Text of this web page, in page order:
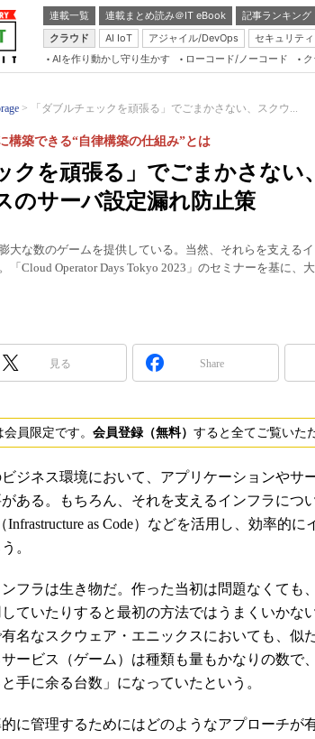
連載一覧 連載まとめ読み＠IT eBook 記事ランキング
クラウド
AI IoT アジャイル/DevOps セキュリティ
AIを作り動かし守り生かす ローコード/ノーコード
「ダブルチェックを頑張る」でごまかさない、スクウ...
クを頑張る」でごまかさない
のサーバ設定漏れ防止策
構築できる“自律構築の仕組み”とは
大な数のゲームを提供している。当然、それらを支える
「Cloud Operator Days Tokyo 2023」のセミナーを基に、
見る Share
員限定です。 会員登録（無料） すると全てご覧いた
ジネス環境において、アプリケーションやサ
ある。もちろん、それを支えるインフラにつ
as Code）などを活用し、効率的に
。
フラは生き物だ。作った当初は問題なくても
ていたりすると最初の方法ではうまくいかな
名なスクウェア・エニックスにおいても、似
ービス（ゲーム）は種類も量もかなりの数で
手に余る台数」になっていたという。
に管理するためにはどのようなアプローチが